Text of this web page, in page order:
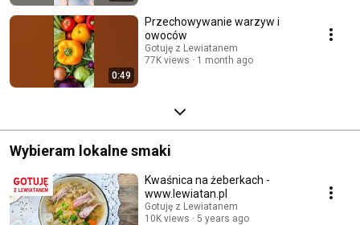
0:49
Przechowywanie warzyw i
owoców
Gotuję z Lewiatanem
77K views
1 month ago
Wybieram lokalne smaki
Kwaśnica na żeberkach -
www.lewiatan.pl
Gotuję z Lewiatanem
10K views
5 years ago